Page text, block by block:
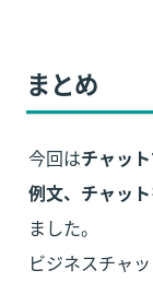
まとめ
今回はチャッ
例文、チャッ
ました。
ビジネスチャ